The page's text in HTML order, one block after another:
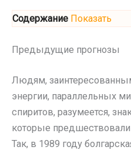
Содержание Показать
Предыдущие прогнозы
Людям,
энергии, параллельных
спиритов, разумеется,
которые предшествовали
Так, в 1989 году